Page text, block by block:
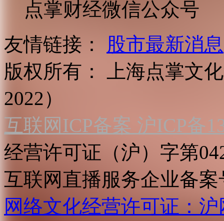
点掌财经微信公众号
友情链接：
股市最新消息
版权所有：
上海点掌文
2022）
互联网ICP备案 沪ICP备
经营许可证（沪）字第
互联网直播服务企业备案
网络文化经营许可证：